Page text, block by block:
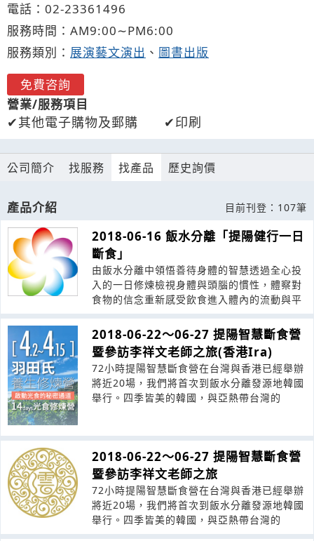
電話： 02-23361496
服務時間：AM9:00∼PM6:00
服務類別： 展演藝文演出 、 圖書出版
免費咨詢
營業/服務項目
其他電子購物及郵購 印刷
公司簡介 找服務 找產品 歷史詢價
產品介紹 目前刊登：107筆
2018-06-16 飯水分離「提陽健行一日
斷食」
由飯水分離中領悟善待身體的智慧透過全心投
入的一日修煉檢視身體與頭腦的慣性，體察對
食物的信念重新感受飲食進入體內的流動與平
2018-06-22～06-27 提陽智慧斷食營
暨參訪李祥文老師之旅(香港Ira)
72小時提陽智慧斷食營在台灣與香港已經舉辦
將近20場，我們將首次到飯水分離發源地韓國
舉行。四季皆美的韓國，與亞熱帶台灣的
2018-06-22～06-27 提陽智慧斷食營
暨參訪李祥文老師之旅
72小時提陽智慧斷食營在台灣與香港已經舉辦
將近20場，我們將首次到飯水分離發源地韓國
舉行。四季皆美的韓國，與亞熱帶台灣的